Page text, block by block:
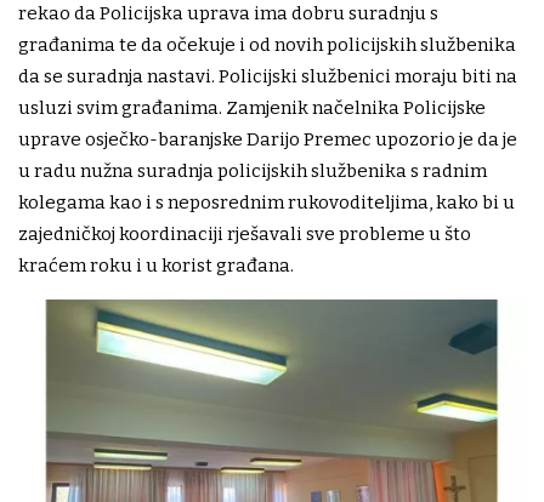
rekao da Policijska uprava ima dobru suradnju s
građanima te da očekuje i od novih policijskih službenika
da se suradnja nastavi. Policijski službenici moraju biti na
usluzi svim građanima. Zamjenik načelnika Policijske
uprave osječko-baranjske Darijo Premec upozorio je da je
u radu nužna suradnja policijskih službenika s radnim
kolegama kao i s neposrednim rukovoditeljima, kako bi u
zajedničkoj koordinaciji rješavali sve probleme u što
kraćem roku i u korist građana.